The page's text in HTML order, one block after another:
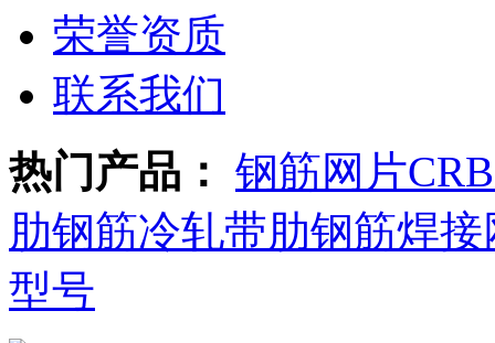
荣誉资质
联系我们
热门产品： 钢筋网片
肋钢筋冷轧带肋钢筋焊接
型号